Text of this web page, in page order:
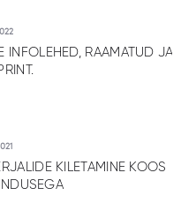
INFOLEHED, RAAMATUD JA
KILETAMINE KOOS